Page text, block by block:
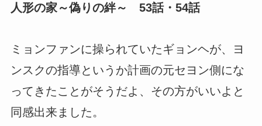
人形の家～偽りの絆～ 53話・54話
ミョンファンに操られていたギョンヘが、ヨ
ンスクの指導というか計画の元セヨン側にな
ってきたことがそうだよ、その方がいいよと
同感出来ました。